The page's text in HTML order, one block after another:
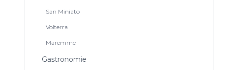
San Miniato
Volterra
Maremme
Gastronomie